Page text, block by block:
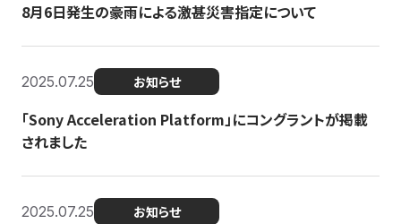
8月6日発生の豪雨による激甚災害指定について
2025.07.25 お知らせ
「Sony Acceleration Platform」にコングラントが掲載
されました
2025.07.25 お知らせ